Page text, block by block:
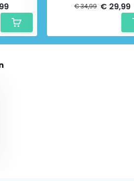
€ 34,99 € 29,99